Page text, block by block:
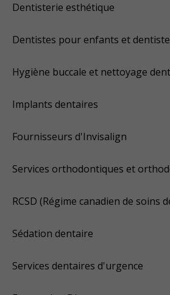
Dentisterie esthétique
Dentistes pour enfants et
Hygiène buccale et nettoyage
Implants dentaires
Fournisseurs d'Invisalign
Services orthodontiques et
RCSD (Régime canadien de soins
Sédation dentaire
Services dentaires d'urgence